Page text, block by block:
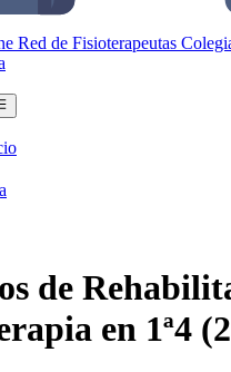
Red de Fisioterapeutas
de
en 1ª4